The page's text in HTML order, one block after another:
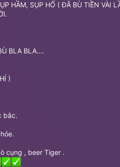
HẦM, SỤP HỐ ( ĐÃ BÙ TIỀN
BLA BLA....
)
bắc.
cụng , beer Tiger .